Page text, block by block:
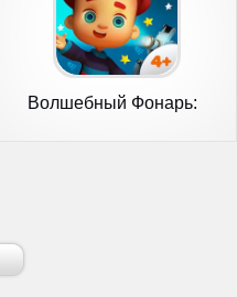
Волшебный Фонарь: